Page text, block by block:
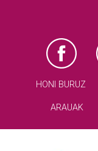
HONI BURUZ
ARAUAK